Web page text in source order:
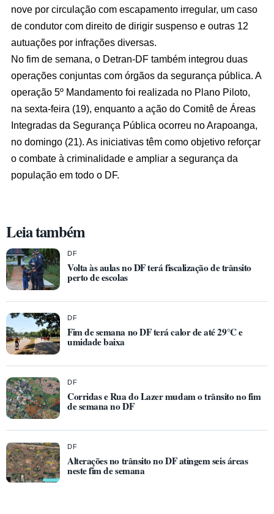
nove por circulação com escapamento irregular, um caso
de condutor com direito de dirigir suspenso e outras 12
autuações por infrações diversas.
No fim de semana, o Detran-DF também integrou duas
operações conjuntas com órgãos da segurança pública. A
operação 5º Mandamento foi realizada no Plano Piloto,
na sexta-feira (19), enquanto a ação do Comitê de Áreas
Integradas da Segurança Pública ocorreu no Arapoanga,
no domingo (21). As iniciativas têm como objetivo reforçar
o combate à criminalidade e ampliar a segurança da
população em todo o DF.
Leia também
DF
Volta às aulas no DF terá fiscalização de trânsito
perto de escolas
DF
Fim de semana no DF terá calor de até 29°C e
umidade baixa
DF
Corridas e Rua do Lazer mudam o trânsito no fim
de semana no DF
DF
Alterações no trânsito no DF atingem seis áreas
neste fim de semana